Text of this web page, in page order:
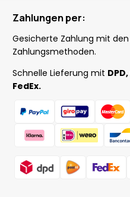
Zahlungen per:
Gesicherte Zahlung mit
Zahlungsmethoden.
Schnelle Lieferung mit
FedEx.